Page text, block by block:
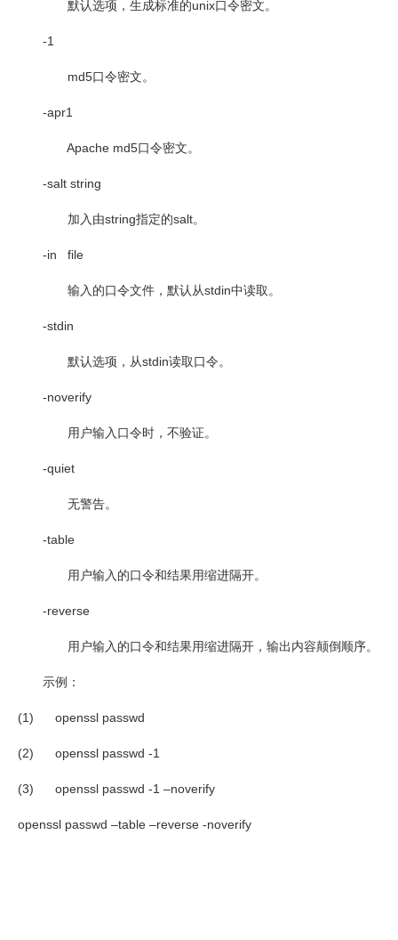
默认选项，生成标准的unix口令密文。
-1
md5口令密文。
-apr1
Apache md5口令密文。
-salt string
加入由string指定的salt。
-in file
输入的口令文件，默认从stdin中读取。
-stdin
默认选项，从stdin读取口令。
-noverify
用户输入口令时，不验证。
-quiet
无警告。
-table
用户输入的口令和结果用缩进隔开。
-reverse
用户输入的口令和结果用缩进隔开，输出内容颠倒顺序。
示例：
(1) openssl passwd
(2) openssl passwd -1
(3) openssl passwd -1 –noverify
openssl passwd –table –reverse -noverify